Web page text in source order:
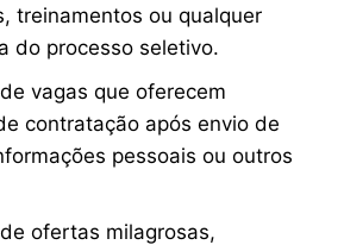
treinamentos ou qualquer
do processo seletivo.
vagas que oferecem
contratação após envio de
pessoais ou outros
ofertas milagrosas,